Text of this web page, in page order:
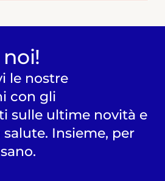
le nostre
con gli
sulle ultime novità e
Insieme, per